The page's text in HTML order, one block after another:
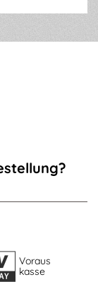
Voraus
kasse